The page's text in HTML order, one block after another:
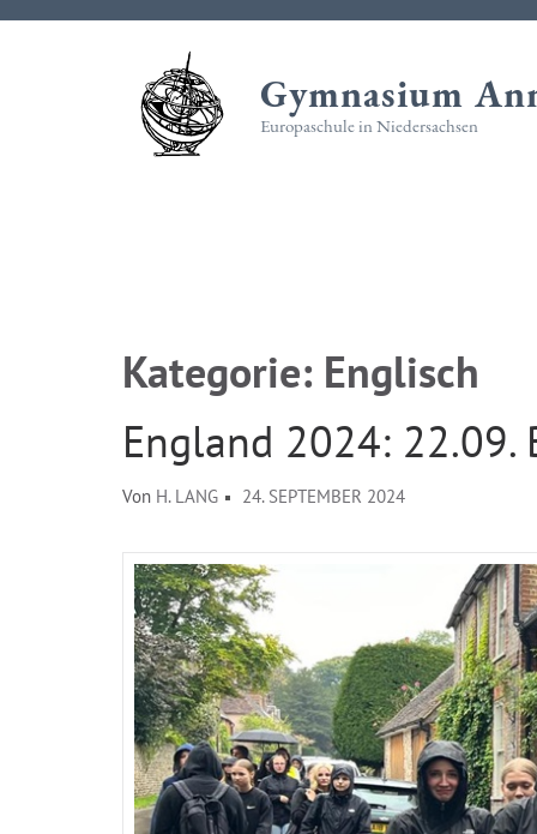
Zum
Gymnasium
Europaschule in Niedersachsen
Kategorie: Englisch
England 2024: 22.09.
Von H. LANG 24. SEPTEMBER 2024